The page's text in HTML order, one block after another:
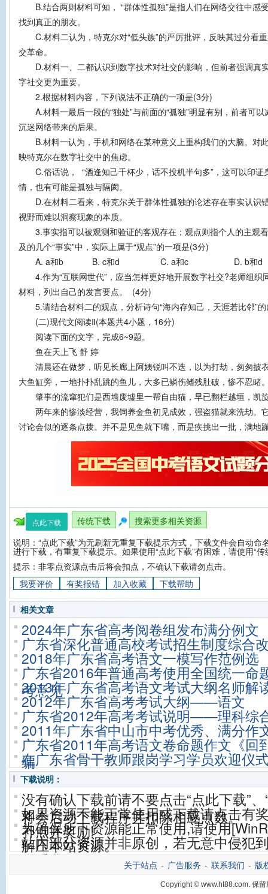
B.结合两则材料可知， “群体性孤独”是指人们在网络交往中感
找到真正的朋友。
C.材料二认为，特克尔对“低头族”的严厉批评，反映其过分看
交革命。
D.材料一、二都认识到数字技术对社交的影响，但前者强调真
字社交更为重要。
2.根据材料内容，下列说法不正确的一项是(3分)
A.材料一最后一段的“独处”与前面的“孤独”明显有别，前者可以
沉迷网络带来的后果。
B.材料一认为，手机和网络在某种意义上重构我们的大脑。对
映特克尔在数字社交中的焦虑。
C.俗话说， “酒逢知己千杯少，话不投机半句多”，这可以印证
情，也有可能是孤独与隔阂。
D.在材料二看来，特克尔关于群体性孤独的论述存在事实认识
视野而难以洞察现象的本质。
3.事实指可以被观测和验证的客观存在；观点则指个人的主观
及的几个“事实”中，实际上属于“观点”的一项是(3分)
A. a和b B. c和d C. a和c D. b和d
4.作为“互联网世代”，应当怎样更好地开展数字社交?老师组织
材料，列出自己的发言要点。 (4分)
5.请结合材料二的观点，分析诗句“海内存知己，天涯若比邻”
(二)现代文阅读Ⅱ(本题共4小题，16分)
阅读下面的文字，完成6~9题。
鱼在天上飞 舒 婷
清晨还在做梦，听见长廊上阿姨锐叫不迭，以为打劫，匆匆披
大鱼缸旁，一地扑扑乱跳的鱼儿，大多已鳞伤鳍残肚破，惨不忍睹
肇事的流窜犯们是西墙废墟里一帮自由猫，早已翻栏越垣，凯
两年来的惨淡经营，我饲养金鱼初见成效，强盗猫就来洗劫。
讨论会似的逐条点拨。并不是见鱼就下嘴，而是疾挑出一批，满地
点此下载 传统下载
搜索更多相关资源
说明：“点此下载”为无刷新无重复下载提示方式，下载文件会自动命
进行下载，有重复下载提示。如果使用“点此下载”有困难，请使用“传
提示：非零点资源点击后将会扣点，不确认下载请勿点击。
我要评价
有奖报错 加入收藏 下载帮助
相关文章
2024年广东省高考阅卷组发布满分例文
广东省深化普通高校考试招生制度综合
2018年广东省高考语文一模写作范例选
广东省2016年普通高考使用全国统一命
考意见
2013年广东省高考语文考试大纲名师解
2012年广东省高考考试大纲——语文
广东省2012年高考考试说明——理科综
2011年广东省中山市中考优秀、满分作
广东省2011年高考语文卷命题作文《回
编
在广东省骨干教师跟岗学习学员欢迎仪
下载说明：
没有确认下载前请不要点击“点此下载”
将会启动下载程序并扣除相应点数。
如果资源不能正常使用或下载请点击有
补点并奖励!
为确保所下资源能正常使用,请使用
解压本站资源。
站内部分资源并非原创，若无意中侵犯
联系我们。
关于站点 - 广告服务 - 联系我们 - 版
Copyright © www.ht88.com. 保